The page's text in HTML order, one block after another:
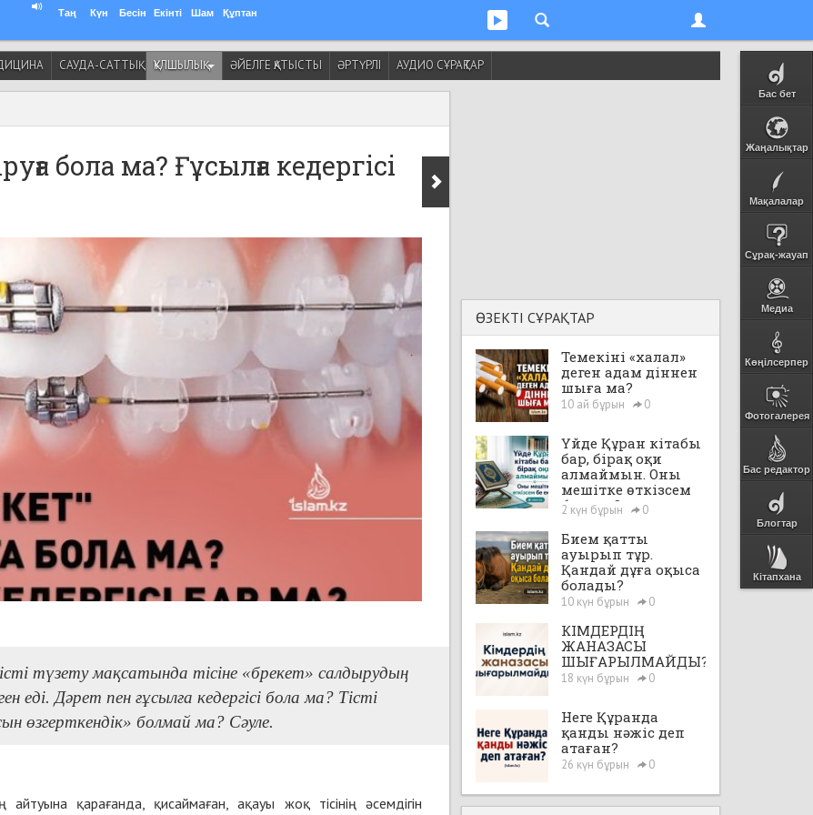
Таң Күн Бесін Екінті Шам Құптан
Бас бет
Жаңалықтар
Мақалалар
Сұрақ-жауап
Медиа
Көңілсерпер
Фотогалерея
Бас редактор
Блогтар
Кітапхана
САУДА-САТТЫҚ ҚҰЛШЫЛЫҚ ӘЙЕЛГЕ ҚАТЫСТЫ ӘРТҮРЛІ АУДИО СҰРАҚТАР
бола ма? Ғұсылға кедергісі
түзету мақсатында тісіне «брекет» салдырудың
еді. Дәрет пен ғұсылға кедергісі бола ма? Тісті
өзгерткендік» болмай ма? Сәуле.
қарағанда, қисаймаған, ақауы жоқ тісінің әсемдігін
ӨЗЕКТІ СҰРАҚТАР
Темекіні «халал»
деген адам діннен
шыға ма?
10 ай бұрын 0
Үйде Құран кітабы
бар, бірақ оқи
алмаймын. Оны
мешітке өткізсем
бе екен?
2 күн бұрын 0
Бием қатты
ауырып тұр.
Қандай дұға оқыса
болады?
10 күн бұрын 0
КІМДЕРДІҢ
ЖАНАЗАСЫ
ШЫҒАРЫЛМАЙДЫ?
18 күн бұрын 0
Неге Құранда
қанды нәжіс деп
атаған?
26 күн бұрын 0